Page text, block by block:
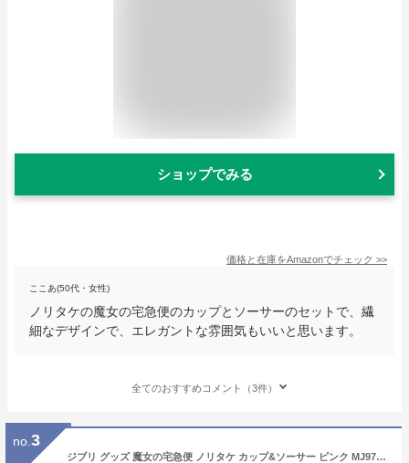
ショップでみる
価格と在庫をAmazonでチェック >>
ここあ(50代・女性)
ノリタケの魔女の宅急便のカップとソーサーのセットで、繊
細なデザインで、エレガントな雰囲気もいいと思います。
全てのおすすめコメント（3件）
no. 3
ジブリ グッズ 魔女の宅急便 ノリタケ カップ&ソーサー ピンク MJ97221/H-612L ジブリ グッズ ジジ ティーカップ 結婚祝い Noritake